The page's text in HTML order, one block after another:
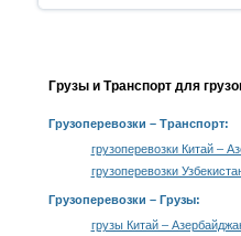
Грузы и Транспорт для
Грузоперевозки – Транспорт:
грузоперевозки Китай –
грузоперевозки
Грузоперевозки – Грузы:
грузы Китай –